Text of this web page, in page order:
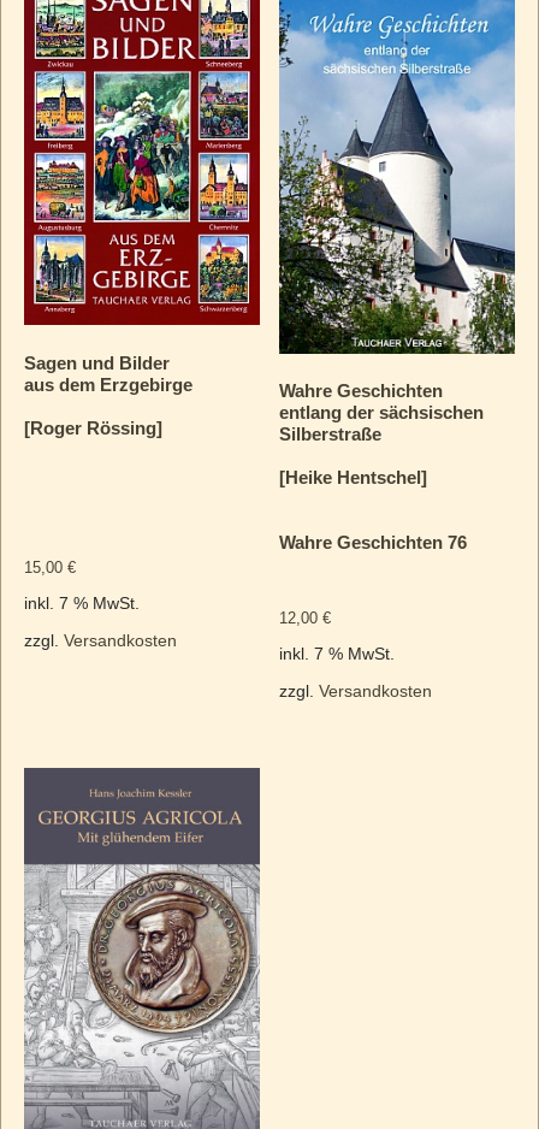
Sagen und Bilder
aus dem Erzgebirge
[Roger Rössing]
15,00 €
inkl. 7 % MwSt.
zzgl. Versandkosten
Wahre Geschichten
entlang der sächsischen
Silberstraße
[Heike Hentschel]
Wahre Geschichten 76
12,00€
inkl. 7 % MwSt.
zzgl.Versandkosten